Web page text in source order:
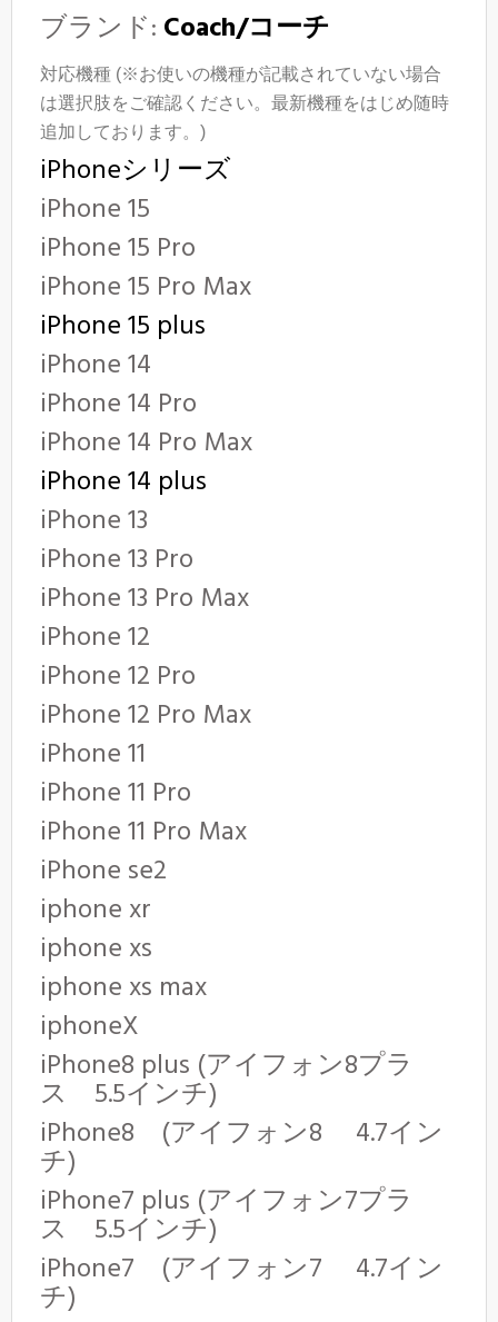
ブランド: Coach/コーチ
対応機種 (※お使いの機種が記載されていない場合
は選択肢をご確認ください。最新機種をはじめ随時
追加しております。)
iPhoneシリーズ
iPhone 15
iPhone 15 Pro
iPhone 15 Pro Max
iPhone 15 plus
iPhone 14
iPhone 14 Pro
iPhone 14 Pro Max
iPhone 14 plus
iPhone 13
iPhone 13 Pro
iPhone 13 Pro Max
iPhone 12
iPhone 12 Pro
iPhone 12 Pro Max
iPhone 11
iPhone 11 Pro
iPhone 11 Pro Max
iPhone se2
iphone xr
iphone xs
iphone xs max
iphoneX
iPhone8 plus (アイフォン8プラ
ス 5.5インチ)
iPhone8 (アイフォン8 4.7イン
チ)
iPhone7 plus (アイフォン7プラ
ス 5.5インチ)
iPhone7 (アイフォン7 4.7イン
チ)